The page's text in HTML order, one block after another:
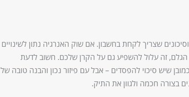
שצריך לקחת בחשבון. אם שוק האנרגיה נתון לשינויים
הגלם, זה עלול להשפיע גם על הקרן שלכם. חשוב לדעת
שיש סיכוי להפסדים – אבל עם פיזור נכון והבנה טובה של
בצורה חכמה ולגוון את התיק.